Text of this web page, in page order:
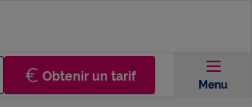
Obtenir un tarif
Menu